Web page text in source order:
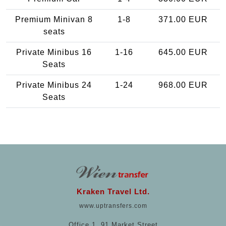
Premium Minivan 8
seats
1-8 371.00 EUR
Private Minibus 16
Seats
1-16 645.00 EUR
Private Minibus 24
Seats
1-24 968.00 EUR
Kraken Travel Ltd.
www.uptransfers.com